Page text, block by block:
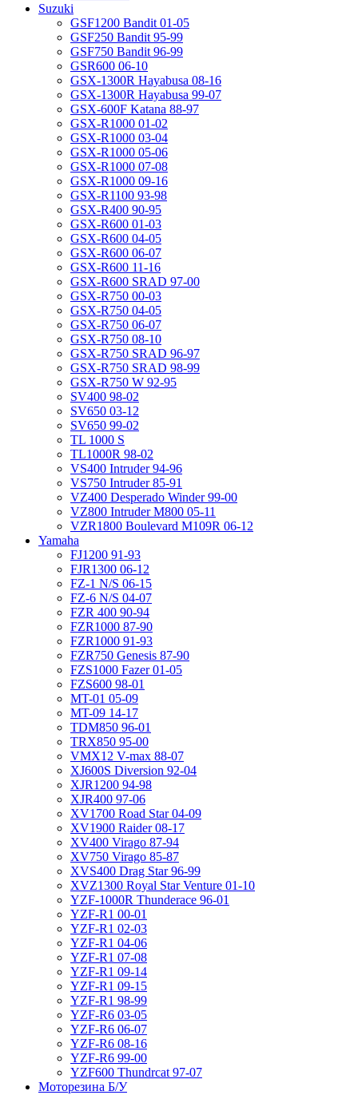
Suzuki
GSF1200 Bandit 01-05
GSF250 Bandit 95-99
GSF750 Bandit 96-99
GSR600 06-10
GSX-1300R Hayabusa 08-16
GSX-1300R Hayabusa 99-07
GSX-600F Katana 88-97
GSX-R1000 01-02
GSX-R1000 03-04
GSX-R1000 05-06
GSX-R1000 07-08
GSX-R1000 09-16
GSX-R1100 93-98
GSX-R400 90-95
GSX-R600 01-03
GSX-R600 04-05
GSX-R600 06-07
GSX-R600 11-16
GSX-R600 SRAD 97-00
GSX-R750 00-03
GSX-R750 04-05
GSX-R750 06-07
GSX-R750 08-10
GSX-R750 SRAD 96-97
GSX-R750 SRAD 98-99
GSX-R750 W 92-95
SV400 98-02
SV650 03-12
SV650 99-02
TL 1000 S
TL1000R 98-02
VS400 Intruder 94-96
VS750 Intruder 85-91
VZ400 Desperado Winder 99-00
VZ800 Intruder M800 05-11
VZR1800 Boulevard M109R 06-12
Yamaha
FJ1200 91-93
FJR1300 06-12
FZ-1 N/S 06-15
FZ-6 N/S 04-07
FZR 400 90-94
FZR1000 87-90
FZR1000 91-93
FZR750 Genesis 87-90
FZS1000 Fazer 01-05
FZS600 98-01
MT-01 05-09
MT-09 14-17
TDM850 96-01
TRX850 95-00
VMX12 V-max 88-07
XJ600S Diversion 92-04
XJR1200 94-98
XJR400 97-06
XV1700 Road Star 04-09
XV1900 Raider 08-17
XV400 Virago 87-94
XV750 Virago 85-87
XVS400 Drag Star 96-99
XVZ1300 Royal Star Venture 01-10
YZF-1000R Thunderace 96-01
YZF-R1 00-01
YZF-R1 02-03
YZF-R1 04-06
YZF-R1 07-08
YZF-R1 09-14
YZF-R1 09-15
YZF-R1 98-99
YZF-R6 03-05
YZF-R6 06-07
YZF-R6 08-16
YZF-R6 99-00
YZF600 Thundrcat 97-07
Моторезина Б/У